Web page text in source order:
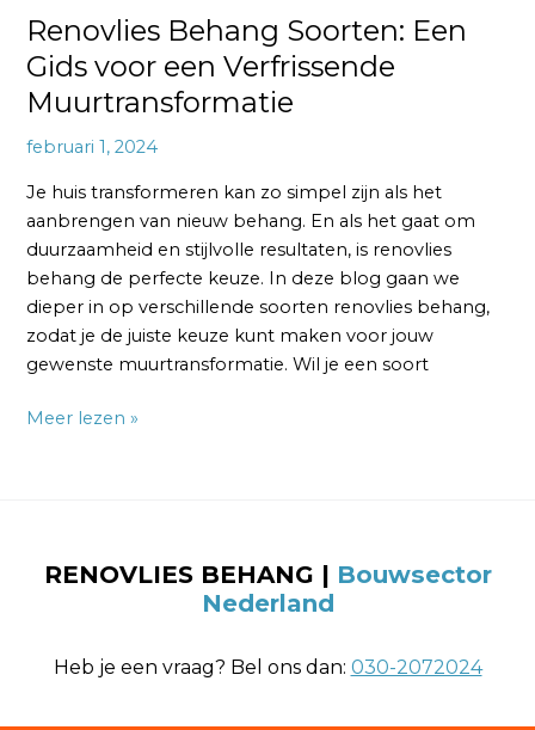
Renovlies Behang Soorten: Een
Gids voor een Verfrissende
Muurtransformatie
februari 1, 2024
Je huis transformeren kan zo simpel zijn als het
aanbrengen van nieuw behang. En als het gaat om
duurzaamheid en stijlvolle resultaten, is renovlies
behang de perfecte keuze. In deze blog gaan we
dieper in op verschillende soorten renovlies behang,
zodat je de juiste keuze kunt maken voor jouw
gewenste muurtransformatie. Wil je een soort
Meer lezen »
RENOVLIES BEHANG | Bouwsector
Nederland
Heb je een vraag? Bel ons dan: 030-2072024